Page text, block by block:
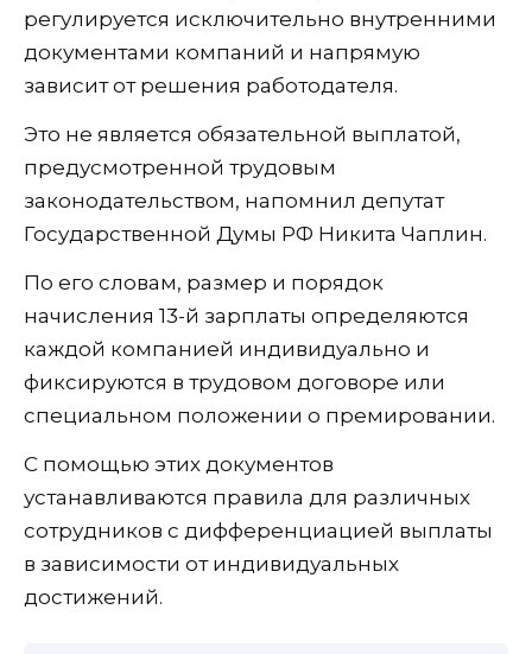
регулируется исключительно внутренними
документами компаний и напрямую
зависит от решения работодателя.
Это не является обязательной выплатой,
предусмотренной трудовым
законодательством, напомнил депутат
Государственной Думы РФ Никита Чаплин.
По его словам, размер и порядок
начисления 13-й зарплаты определяются
каждой компанией индивидуально и
фиксируются в трудовом договоре или
специальном положении о премировании.
С помощью этих документов
устанавливаются правила для различных
сотрудников с дифференциацией выплаты
в зависимости от индивидуальных
достижений.